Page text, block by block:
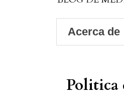
Acerca de
Politica